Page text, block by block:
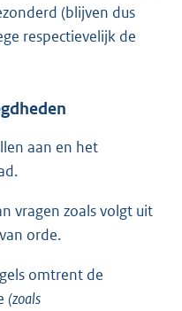
(blijven dus
respectievelijk de
aan en het
vragen zoals volgt uit
orde.
omtrent de
(zoals